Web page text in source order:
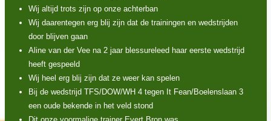
Wij altijd trots zijn op onze achterban
Wij daarentegen erg blij zijn dat de trainingen en wedstrijden
door blijven gaan
Aline van der Vee na 2 jaar blessureleed haar eerste wedstrijd
heeft gespeeld
Wij heel erg blij zijn dat ze weer kan spelen
Bij de wedstrijd TFS/DOW/WH 4 tegen It Fean/Boelenslaan 3
een oude bekende in het veld stond